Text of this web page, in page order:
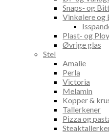
Snaps- og
Vinkølere og
Plast- og
Øvrige glas
Stel
Amalie
Perla
Victoria
Melamin
Kopper &
Tallerkener
Pizza og